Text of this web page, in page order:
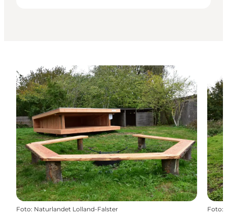
Foto: Naturlandet Lolland-Falster Foto: